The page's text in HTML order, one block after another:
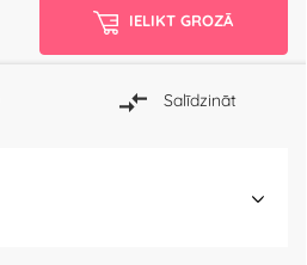
IELIKT GROZĀ
Salīdzināt